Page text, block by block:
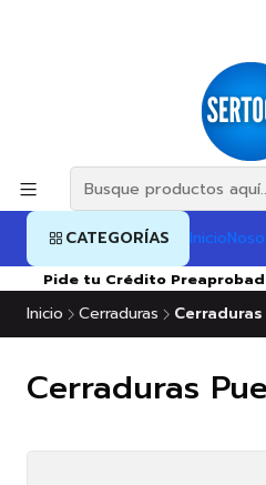
CATEGORÍAS Inicio
Pide tu Crédito
Inicio Cerraduras
Cerraduras